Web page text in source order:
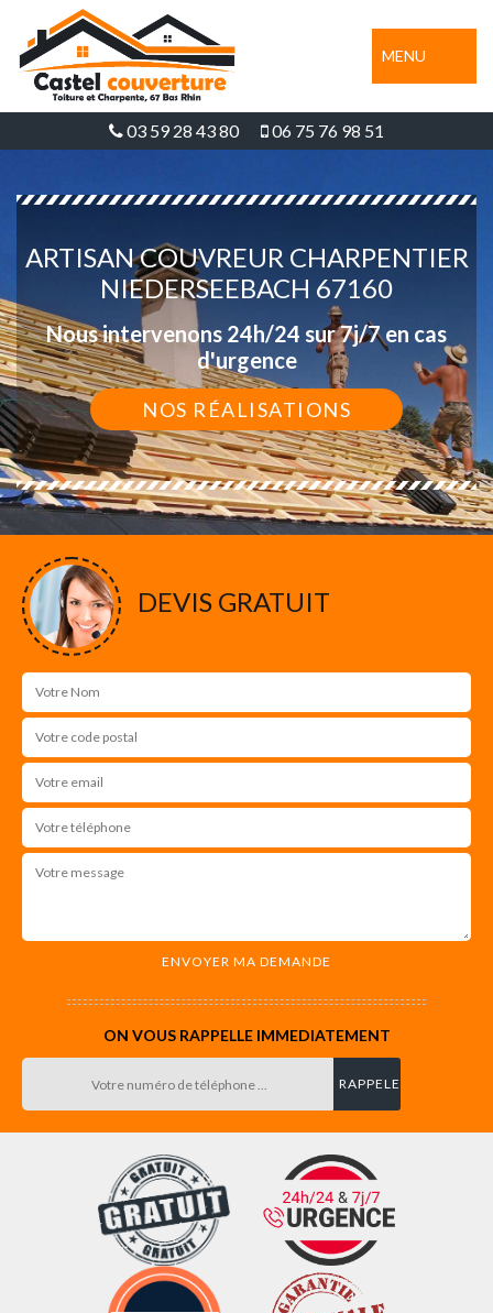
MENU
03 59 28 43 80 06 75 76 98 51
ARTISAN COUVREUR CHARPENTIER
NIEDERSEEBACH 67160
Nous intervenons 24h/24 sur 7j/7 en cas
d'urgence
NOS RÉALISATIONS
DEVIS GRATUIT
ON VOUS RAPPELLE IMMEDIATEMENT